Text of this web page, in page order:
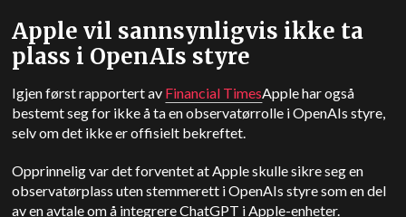
Apple vil sannsynligvis ikke ta
plass i OpenAIs styre
Igjen først rapportert av Financial TimesApple har også
bestemt seg for ikke å ta en observatørrolle i OpenAIs styre,
selv om det ikke er offisielt bekreftet.
Opprinnelig var det forventet at Apple skulle sikre seg en
observatørplass uten stemmerett i OpenAIs styre som en del
av en avtale om å integrere ChatGPT i Apple-enheter.